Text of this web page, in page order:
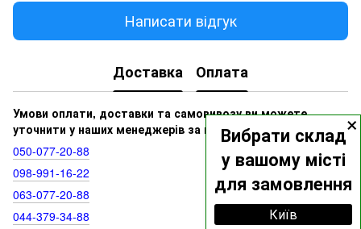
×
Вибрати склад
у вашому місті
для замовлення
Київ
Написати відгук
Доставка Оплата
Умови оплати, доставки та самовивозу ви можете
уточнити у наших менеджерів за номерами:
050‑077‑20‑88
098‑991‑16‑22
063‑077‑20‑88
044‑379‑34‑88